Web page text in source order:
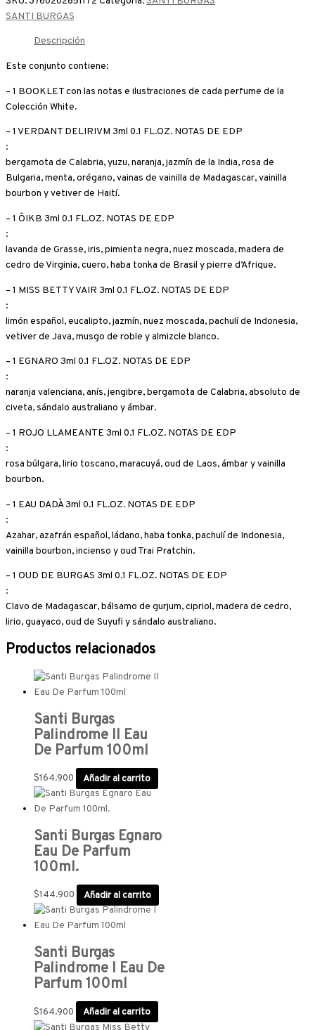
SANTI BURGAS
Descripción
Este conjunto contiene:
– 1 BOOKLET con las notas e ilustraciones de cada perfume de la
Colección White.
– 1 VERDANT DELIRIVM 3ml 0.1 FL.OZ. NOTAS DE EDP
:
bergamota de Calabria, yuzu, naranja, jazmín de la India, rosa de
Bulgaria, menta, orégano, vainas de vainilla de Madagascar, vainilla
bourbon y vetiver de Haití.
– 1 ÔIKB 3ml 0.1 FL.OZ. NOTAS DE EDP
:
lavanda de Grasse, iris, pimienta negra, nuez moscada, madera de
cedro de Virginia, cuero, haba tonka de Brasil y pierre d’Afrique.
– 1 MISS BETTY VAIR 3ml 0.1 FL.OZ. NOTAS DE EDP
:
limón español, eucalipto, jazmín, nuez moscada, pachulí de Indonesia,
vetiver de Java, musgo de roble y almizcle blanco.
– 1 EGNARO 3ml 0.1 FL.OZ. NOTAS DE EDP
:
naranja valenciana, anís, jengibre, bergamota de Calabria, absoluto de
civeta, sándalo australiano y ámbar.
– 1 ROJO LLAMEANTE 3ml 0.1 FL.OZ. NOTAS DE EDP
:
rosa búlgara, lirio toscano, maracuyá, oud de Laos, ámbar y vainilla
bourbon.
– 1 EAU DADÀ 3ml 0.1 FL.OZ. NOTAS DE EDP
:
Azahar, azafrán español, ládano, haba tonka, pachulí de Indonesia,
vainilla bourbon, incienso y oud Trai Pratchin.
– 1 OUD DE BURGAS 3ml 0.1 FL.OZ. NOTAS DE EDP
:
Clavo de Madagascar, bálsamo de gurjum, cipriol, madera de cedro,
lirio, guayaco, oud de Suyufi y sándalo australiano.
Productos relacionados
Santi Burgas
Palindrome II Eau
De Parfum 100ml
$164.900 Añadir al carrito
Santi Burgas Egnaro
Eau De Parfum
100ml.
$144.900 Añadir al carrito
Santi Burgas
Palindrome I Eau De
Parfum 100ml
$164.900 Añadir al carrito